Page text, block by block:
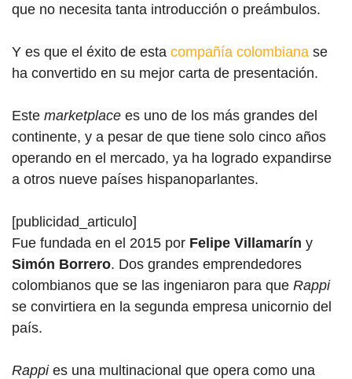
que no necesita tanta introducción o preámbulos.
Y es que el éxito de esta compañía colombiana se
ha convertido en su mejor carta de presentación.
Este marketplace es uno de los más grandes del
continente, y a pesar de que tiene solo cinco años
operando en el mercado, ya ha logrado expandirse
a otros nueve países hispanoparlantes.
[publicidad_articulo]
Fue fundada en el 2015 por Felipe Villamarín y
Simón Borrero. Dos grandes emprendedores
colombianos que se las ingeniaron para que Rappi
se convirtiera en la segunda empresa unicornio del
país.
Rappies una multinacional que opera como una